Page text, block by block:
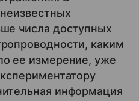
числа доступных
каким
ее измерение, уже
информация